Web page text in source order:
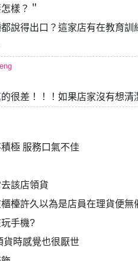
樣？＂
說得出口？這家店有在教育
很差！！！如果店家沒有想
極 服務口氣不佳
該店領貨
檯許久以為是店員在理貨便無
手機?
貨時感覺也很厭世